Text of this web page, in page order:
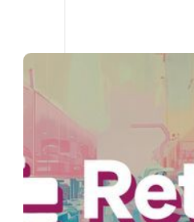
d'autorisation. Il
conseils généraux sur
plusieurs comptes
sécurisé des jetons